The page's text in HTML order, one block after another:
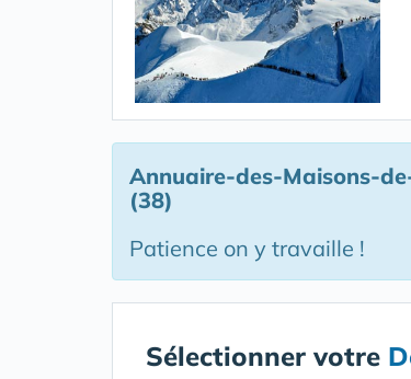
Annuaire-des-Maisons-
(38)
Patience on y travaille !
Sélectionner votre